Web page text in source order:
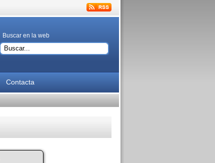
Buscar en la web
Contacta